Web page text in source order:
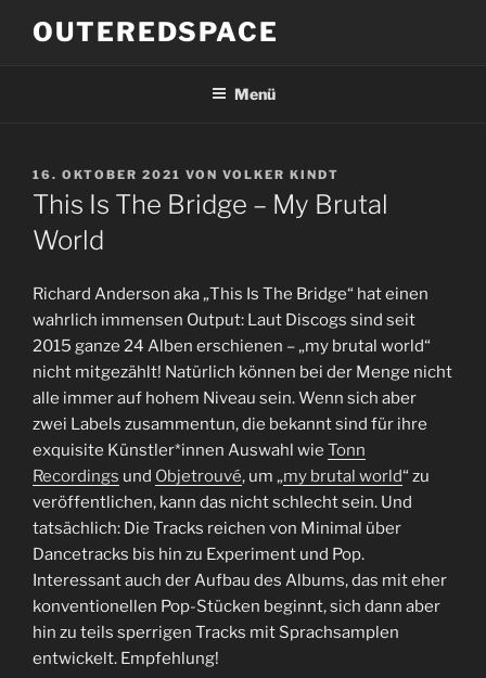
InhaltOUTEREDSPACE
Menü
VERÖFFENTLICHT
AM
16. OKTOBER 2021 VON VOLKER KINDT
This Is The Bridge – My Brutal
World
Richard Anderson aka „This Is The Bridge“ hat einen
wahrlich immensen Output: Laut Discogs sind seit
2015 ganze 24 Alben erschienen – „my brutal world“
nicht mitgezählt! Natürlich können bei der Menge nicht
alle immer auf hohem Niveau sein. Wenn sich aber
zwei Labels zusammentun, die bekannt sind für ihre
exquisite Künstler*innen Auswahl wie Tonn
Recordings und Objetrouvé, um „my brutal world“ zu
veröffentlichen, kann das nicht schlecht sein. Und
tatsächlich: Die Tracks reichen von Minimal über
Dancetracks bis hin zu Experiment und Pop.
Interessant auch der Aufbau des Albums, das mit eher
konventionellen Pop-Stücken beginnt, sich dann aber
hin zu teils sperrigen Tracks mit Sprachsamplen
entwickelt. Empfehlung!